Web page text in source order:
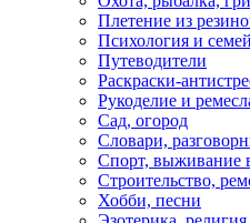
Плетение из
Психология и
Путеводители
Раскраски-
Рукоделие и
Сад, огород
Словари,
Спорт, выживание
Строительство,
Хобби, песни